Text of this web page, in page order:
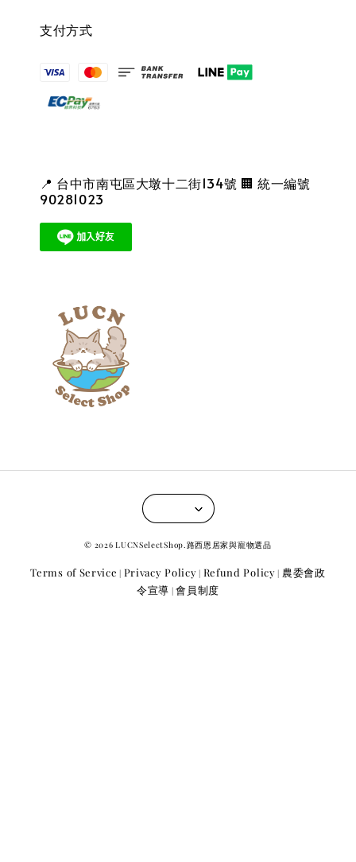
支付方式
📍 台中市南屯區大墩十二街134號 🏢 統一編號
90281023
© 2026 LUCNSelectShop.路西恩居家與寵物選品
Terms of Service | Privacy Policy | Refund Policy | 農委會政
令宣導 |會員制度